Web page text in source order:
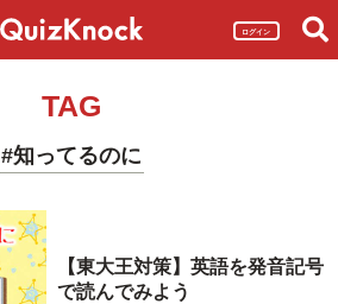
ログイン
TAG
#知ってるのに
【東大王対策】英語を発音記号
で読んでみよう